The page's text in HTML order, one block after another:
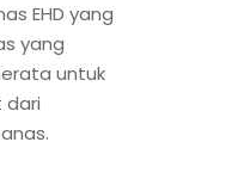
EHD yang
yang
untuk
dari